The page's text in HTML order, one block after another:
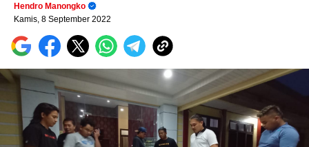
Hendro Manongko
Kamis, 8 September 2022